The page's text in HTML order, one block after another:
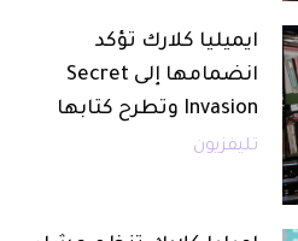
ايميليا كلارك تؤكد
انضمامها إلى Secret
Invasion وتطرح كتابها
تليفزيون